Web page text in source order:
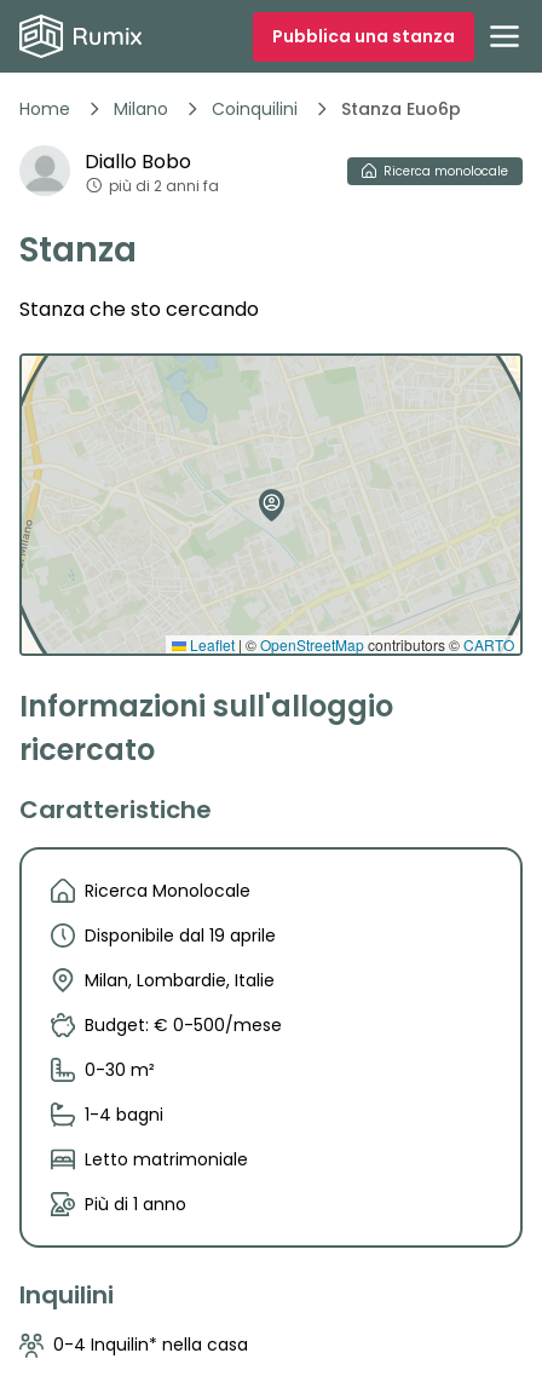
Pubblica una stanza
Home Milano Coinquilini Stanza Euo6p
Diallo Bobo
più di 2 anni fa
Ricerca monolocale
Stanza
Stanza che sto cercando
Leaflet | ©OpenStreetMapcontributors ©CARTO
Informazioni sull'alloggio
ricercato
Caratteristiche
Ricerca Monolocale
Disponibile dal 19 aprile
Milan, Lombardie, Italie
Budget: € 0-500/mese
0-30 m²
1-4 bagni
Letto matrimoniale
Più di 1 anno
Inquilini
0-4 Inquilin* nella casa